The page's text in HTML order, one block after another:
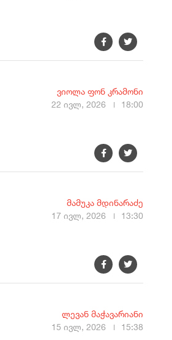
ვიოლა ფონ კრამონი
22 ივლ, 2026
18:00
მამუკა მდინარაძე
17 ივლ, 2026
13:30
ლევან მაჭავარიანი
15 ივლ, 2026
15:38